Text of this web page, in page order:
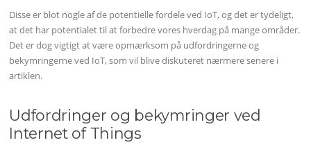
Disse er blot nogle af de potentielle fordele ved IoT, og det er tydeligt,
at det har potentialet til at forbedre vores hverdag på mange områder.
Det er dog vigtigt at være opmærksom på udfordringerne og
bekymringerne ved IoT, som vil blive diskuteret nærmere senere i
artiklen.
Udfordringer og bekymringer ved
Internet of Things